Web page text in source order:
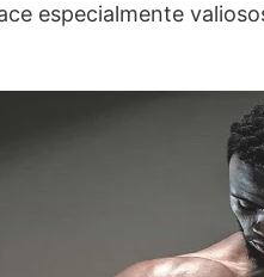
especialmente